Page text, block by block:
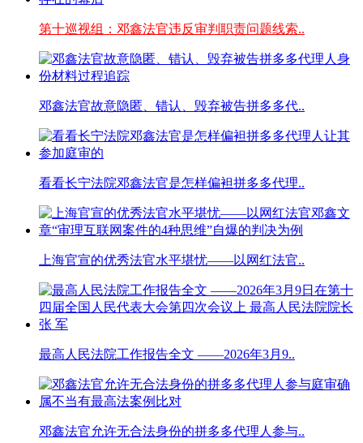
第十巡视组：邓鑫法官违反审判职责问题线索..
邓鑫法官故意隐匿、错认、毁弃被告拼多多代..
看看长宁法院邓鑫法官是怎样偏袒拼多多代理..
上海官宣的优秀法官水平堪忧——以网红法官..
最高人民法院工作报告全文 ——2026年3月9..
邓鑫法官允许无合法身份的拼多多代理人参与..